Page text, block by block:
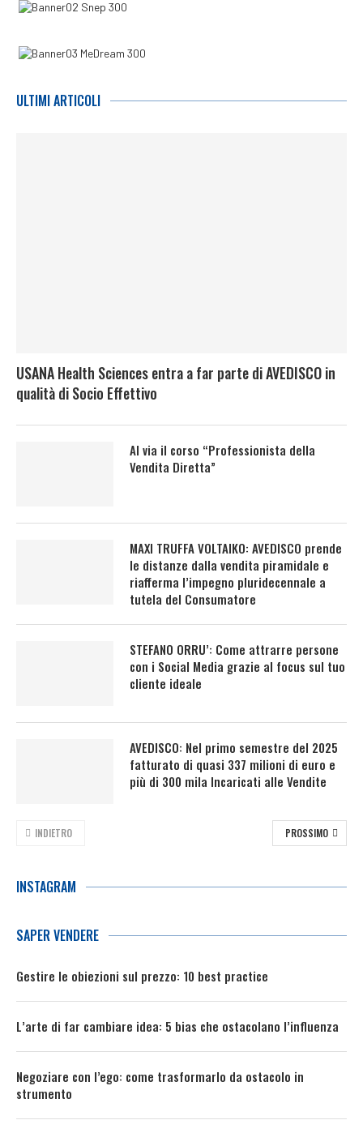
ULTIMI ARTICOLI
USANA Health Sciences entra a far parte di AVEDISCO in
qualità di Socio Effettivo
Al via il corso “Professionista della
Vendita Diretta”
MAXI TRUFFA VOLTAIKO: AVEDISCO prende
le distanze dalla vendita piramidale e
riafferma l’impegno pluridecennale a
tutela del Consumatore
STEFANO ORRU’: Come attrarre persone
con i Social Media grazie al focus sul tuo
cliente ideale
AVEDISCO: Nel primo semestre del 2025
fatturato di quasi 337 milioni di euro e
più di 300 mila Incaricati alle Vendite
INDIETRO PROSSIMO
INSTAGRAM
SAPER VENDERE
Gestire le obiezioni sul prezzo: 10 best practice
L’arte di far cambiare idea: 5 bias che ostacolano l’influenza
Negoziare con l’ego: come trasformarlo da ostacolo in
strumento